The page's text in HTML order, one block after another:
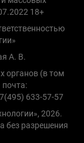
18+
А. В.
органов (в том
633-57-57
2026.
без разрешения